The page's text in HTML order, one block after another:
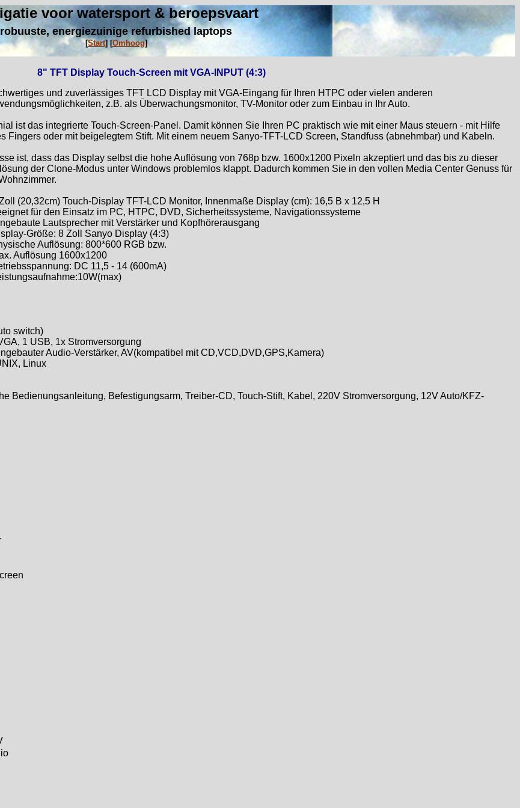
voor watersport & beroepsvaart
robuuste, energiezuinige refurbished laptops
[Start] [Omhoog]
8" TFT Display Touch-Screen mit VGA-INPUT (4:3)
und zuverlässiges TFT LCD Display mit VGA-Eingang für Ihren HTPC oder vielen anderen
z.B. als Überwachungsmonitor, TV-Monitor oder zum Einbau in Ihr Auto.
ist das integrierte Touch-Screen-Panel. Damit können Sie Ihren PC praktisch wie mit einer Maus steuern - mit Hilfe
Fingers oder mit beigelegtem Stift. Mit einem neuem Sanyo-TFT-LCD Screen, Standfuss (abnehmbar) und Kabeln.
ist, dass das Display selbst die hohe Auflösung von 768p bzw. 1600x1200 Pixeln akzeptiert und das bis zu dieser
der Clone-Modus unter Windows problemlos klappt. Dadurch kommen Sie in den vollen Media Center Genuss für
(20,32cm) Touch-Display TFT-LCD Monitor, Innenmaße Display (cm): 16,5 B x 12,5 H
für den Einsatz im PC, HTPC, DVD, Sicherheitssysteme, Navigationssysteme
Lautsprecher mit Verstärker und Kopfhörerausgang
Größe: 8 Zoll Sanyo Display (4:3)
Auflösung: 800*600 RGB bzw.
Auflösung 1600x1200
DC 11,5 - 14 (600mA)
switch)
1 USB, 1x Stromversorgung
Audio-Verstärker, AV(kompatibel mit CD,VCD,DVD,GPS,Kamera)
Linux
Bedienungsanleitung, Befestigungsarm, Treiber-CD, Touch-Stift, Kabel, 220V Stromversorgung, 12V Auto/KFZ-